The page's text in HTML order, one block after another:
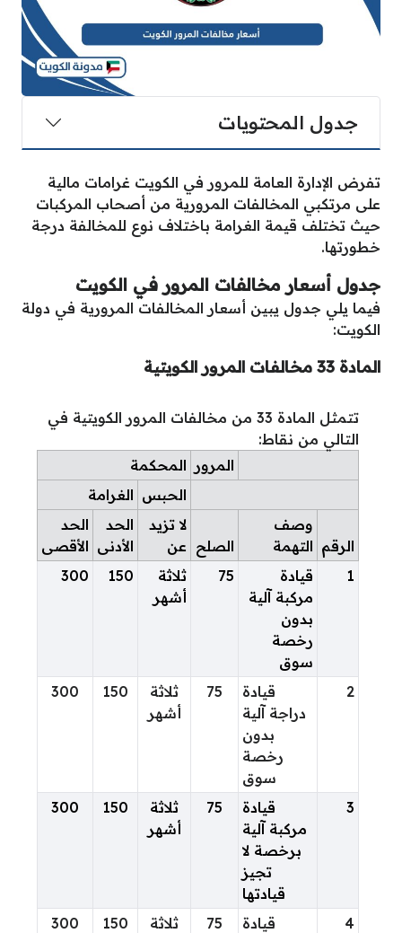
جدول المحتويات
تفرض الإدارة العامة للمرور في الكويت غرامات مالية
على مرتكبي المخالفات المرورية من أصحاب المركبات
حيث تختلف قيمة الغرامة باختلاف نوع للمخالفة درجة
خطورتها.
جدول أسعار مخالفات المرور في الكويت
فيما يلي جدول يبين أسعار المخالفات المرورية في دولة
الكويت:
المادة 33 مخالفات المرور الكويتية
تتمثل المادة 33 من مخالفات المرور الكويتية في
التالي من نقاط:
المرور المحكمة
الحبس الغرامة
الرقم
وصف
التهمة
الصلح
لا تزيد
عن
الحد
الأدنى
الحد
الأقصى
1
قيادة
مركبة آلية
بدون
رخصة
سوق
75
ثلاثة
أشهر
150
300
2
قيادة
دراجة آلية
بدون
رخصة
سوق
75
ثلاثة
أشهر
150
300
3
قيادة
مركبة آلية
برخصة لا
تجيز
قيادتها
75
ثلاثة
أشهر
150
300
4
قيادة
75
ثلاثة
150
300